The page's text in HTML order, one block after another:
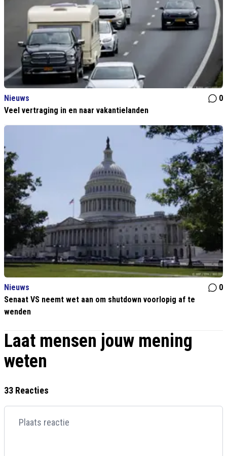
Nieuws
0
Veel vertraging in en naar vakantielanden
Nieuws
0
Senaat VS neemt wet aan om shutdown voorlopig af te
wenden
Laat mensen jouw mening
weten
33 Reacties